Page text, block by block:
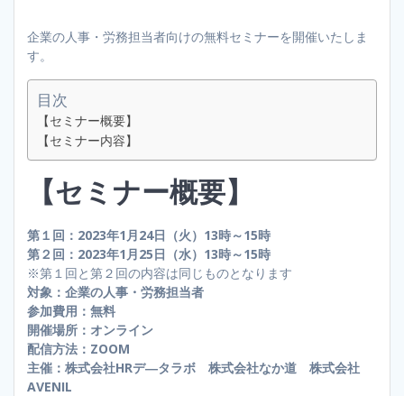
企業の人事・労務担当者向けの無料セミナーを開催いたしま
す。
目次
【セミナー概要】
【セミナー内容】
【セミナー概要】
第１回：2023年1月24日（火）13時～15時
第２回：2023年1月25日（水）13時～15時
※第１回と第２回の内容は同じものとなります
対象：企業の人事・労務担当者
参加費用：無料
開催場所：オンライン
配信方法：ZOOM
主催：株式会社HRデ―タラボ 株式会社なか道 株式会社
AVENIL